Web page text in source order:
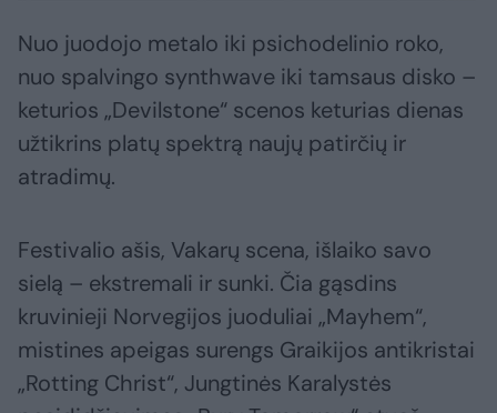
Nuo juodojo metalo iki psichodelinio roko,
nuo spalvingo synthwave iki tamsaus disko –
keturios „Devilstone“ scenos keturias dienas
užtikrins platų spektrą naujų patirčių ir
atradimų.
Festivalio ašis, Vakarų scena, išlaiko savo
sielą – ekstremali ir sunki. Čia gąsdins
kruvinieji Norvegijos juoduliai „Mayhem“,
mistines apeigas surengs Graikijos antikristai
„Rotting Christ“, Jungtinės Karalystės